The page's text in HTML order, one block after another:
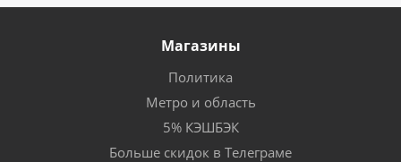
Магазины
Политика
Метро и область
5% КЭШБЭК
Больше скидок в Телеграме